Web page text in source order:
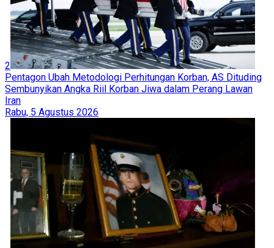
2
Pentagon Ubah Metodologi Perhitungan Korban, AS Dituding
Sembunyikan Angka Riil Korban Jiwa dalam Perang Lawan
Iran
Rabu, 5 Agustus 2026